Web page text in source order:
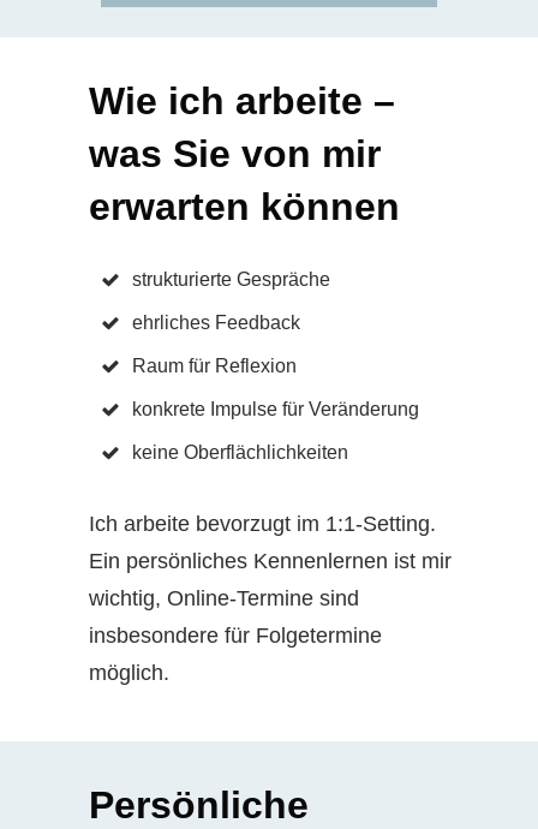
Wie ich arbeite –
was Sie von mir
erwarten können
strukturierte Gespräche
ehrliches Feedback
Raum für Reflexion
konkrete Impulse für Veränderung
keine Oberflächlichkeiten
Ich arbeite bevorzugt im 1:1-Setting.
Ein persönliches Kennenlernen ist mir
wichtig, Online-Termine sind
insbesondere für Folgetermine
möglich.
Persönliche